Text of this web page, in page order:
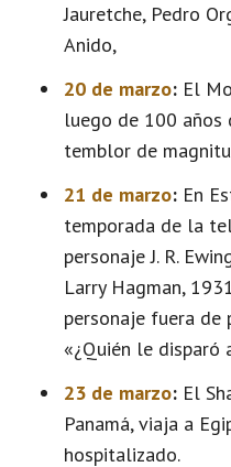
Jauretche, Pedro
Anido,
20 de marzo: El
luego de 100 años
temblor de
21 de marzo: En
temporada de la
personaje J. R.
Larry Hagman,
personaje fuera de
«¿Quién le disparó
23 de marzo: El
Panamá, viaja a
hospitalizado.